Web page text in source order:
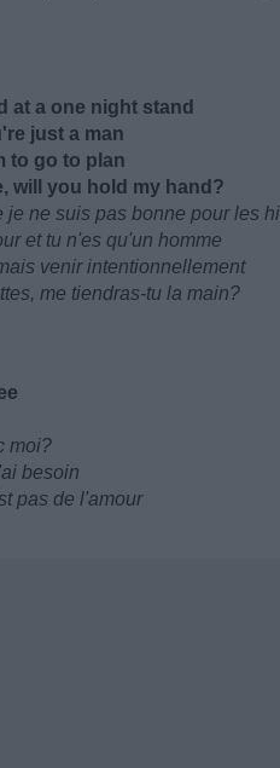
at a one night stand
just a man
to go to plan
will you hold my hand?
je ne suis pas bonne pour les
et tu n'es qu'un homme
venir intentionnellement
me tiendras-tu la main?
moi?
besoin
pas de l'amour